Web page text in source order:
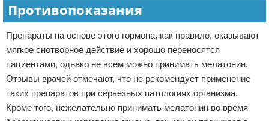
Противопоказания
Препараты на основе этого гормона, как правило, оказывают
мягкое снотворное действие и хорошо переносятся
пациентами, однако не всем можно принимать мелатонин.
Отзывы врачей отмечают, что не рекомендует применение
таких препаратов при серьезных патологиях организма.
Кроме того, нежелательно принимать мелатонин во время